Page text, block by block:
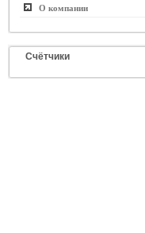
О компании
Счётчики